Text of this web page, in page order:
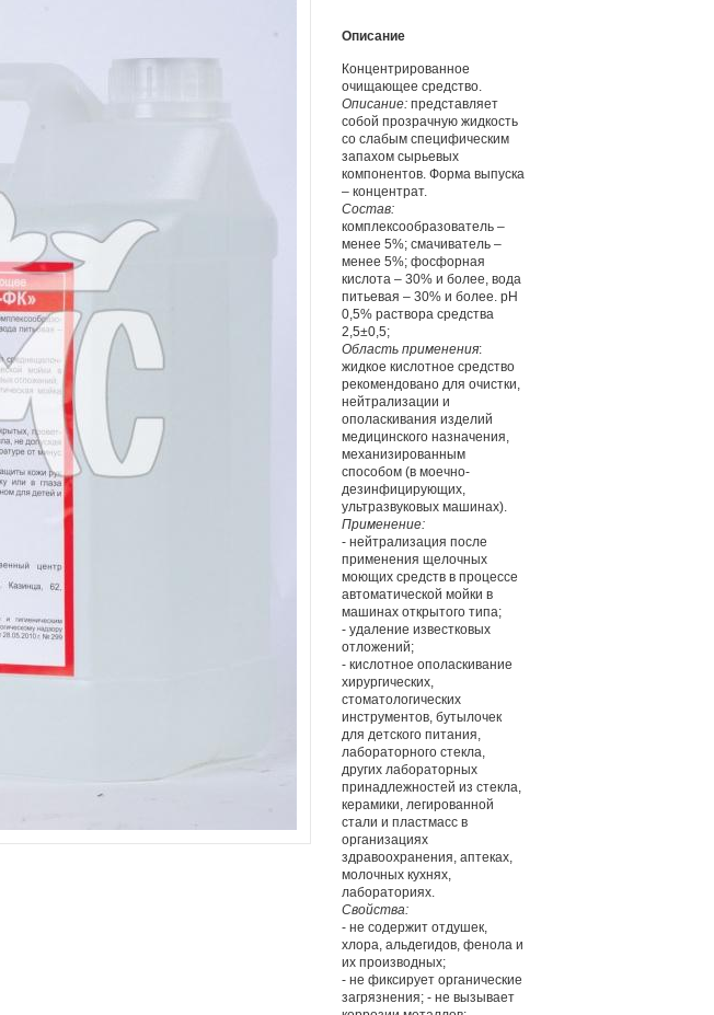
Описание
Концентрированное
очищающее средство.
Описание: представляет
собой прозрачную жидкость
со слабым специфическим
запахом сырьевых
компонентов. Форма выпуска
– концентрат.
Состав:
комплексообразователь –
менее 5%; смачиватель –
менее 5%; фосфорная
кислота – 30% и более, вода
питьевая – 30% и более. рН
0,5% раствора средства
2,5±0,5;
Область применения:
жидкое кислотное средство
рекомендовано для очистки,
нейтрализации и
ополаскивания изделий
медицинского назначения,
механизированным
способом (в моечно-
дезинфицирующих,
ультразвуковых машинах).
Применение:
- нейтрализация после
применения щелочных
моющих средств в процессе
автоматической мойки в
машинах открытого типа;
- удаление известковых
отложений;
- кислотное ополаскивание
хирургических,
стоматологических
инструментов, бутылочек
для детского питания,
лабораторного стекла,
других лабораторных
принадлежностей из стекла,
керамики, легированной
стали и пластмасс в
организациях
здравоохранения, аптеках,
молочных кухнях,
лабораториях.
Свойства:
- не содержит отдушек,
хлора, альдегидов, фенола и
их производных;
- не фиксирует органические
загрязнения; - не вызывает